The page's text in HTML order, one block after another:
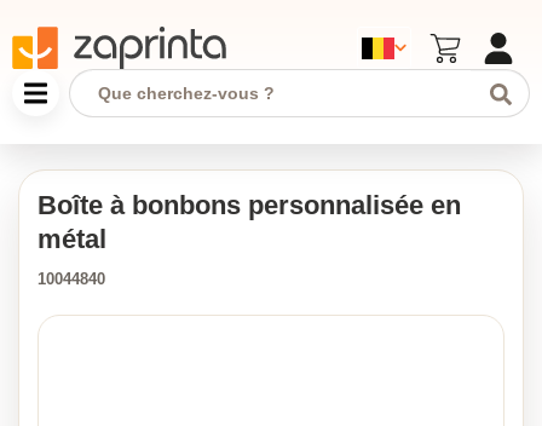
Boîte à bonbons personnalisée en
métal
10044840